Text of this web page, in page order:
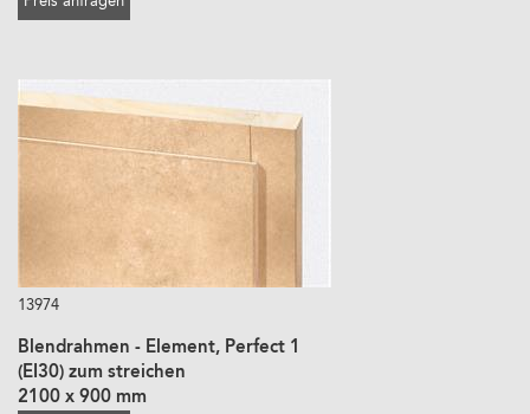
13974
Blendrahmen - Element, Perfect 1
(EI30) zum streichen
2100 x 900 mm